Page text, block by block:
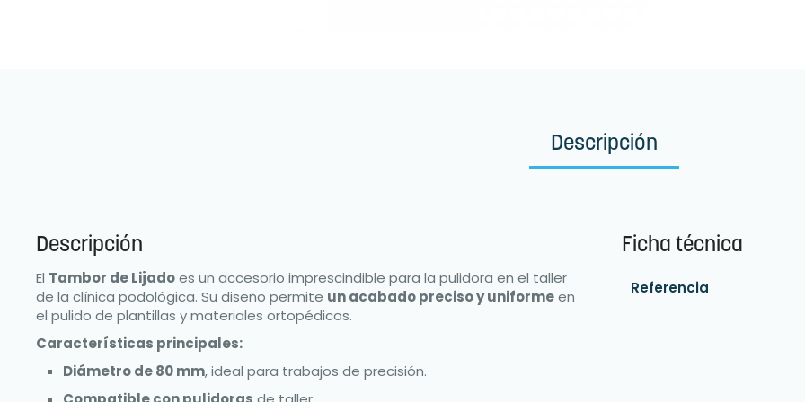
Descripción
Descripción
El Tambor de Lijadoes un accesorio imprescindible para la pulidora en el taller
de la clínica podológica. Su diseño permite un acabado preciso y uniformeen
el pulido de plantillas y materiales ortopédicos.
Características principales:
Diámetro de 80 mm, ideal para trabajos de precisión.
Ficha técnica
Referencia